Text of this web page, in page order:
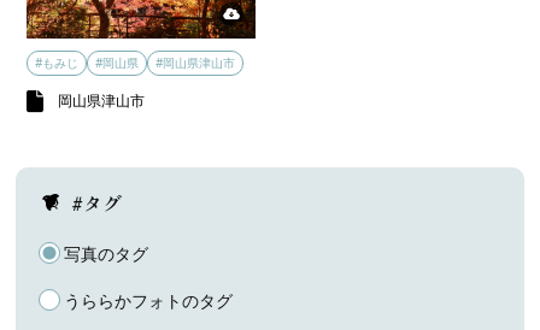
#もみじ #岡山県 #岡山県津山市
岡山県津山市
#タグ
写真のタグ
うららかフォトのタグ